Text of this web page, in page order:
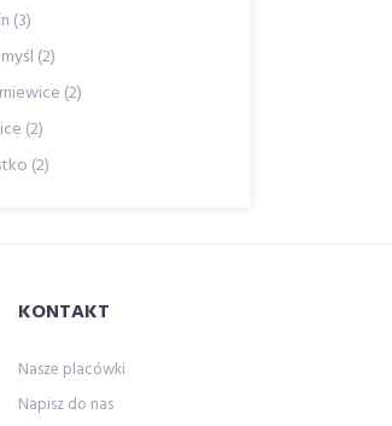
(3)
(2)
(2)
(2)
(2)
KONTAKT
Nasze placówki
Napisz do nas